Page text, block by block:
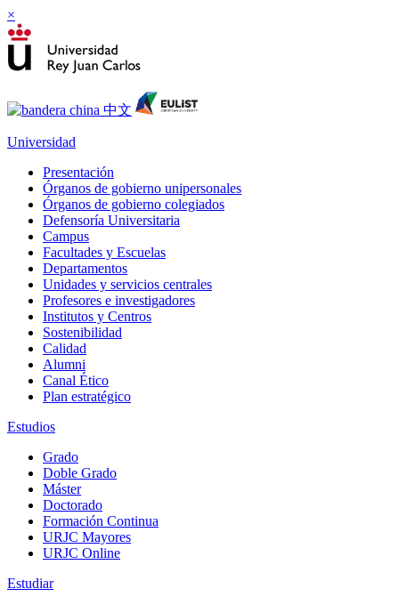
×
Universidad
Presentación
Órganos de gobierno unipersonales
Órganos de gobierno colegiados
Defensoría Universitaria
Campus
Facultades y Escuelas
Departamentos
Unidades y servicios centrales
Profesores e investigadores
Institutos y Centros
Sostenibilidad
Calidad
Alumni
Canal Ético
Plan estratégico
Estudios
Grado
Doble Grado
Máster
Doctorado
Formación Continua
URJC Mayores
URJC Online
Estudiar